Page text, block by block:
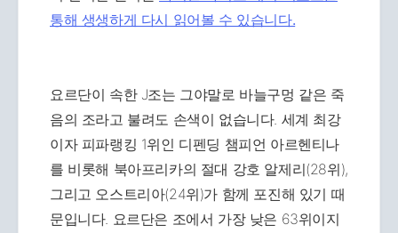
통해 생생하게 다시 읽어볼 수 있습니다.
요르단이 속한 J조는 그야말로 바늘구멍 같은 죽
음의 조라고 불려도 손색이 없습니다. 세계 최강
이자 피파랭킹 1위인 디펜딩 챔피언 아르헨티나
를 비롯해 북아프리카의 절대 강호 알제리(28위),
그리고 오스트리아(24위)가 함께 포진해 있기 때
문입니다. 요르단은 조에서 가장 낮은 63위이지